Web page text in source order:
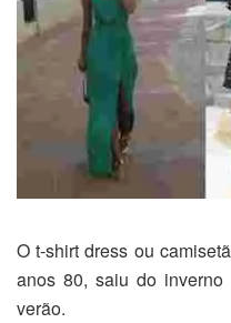
O t-shirt dress ou
anos 80, saiu do
verão.